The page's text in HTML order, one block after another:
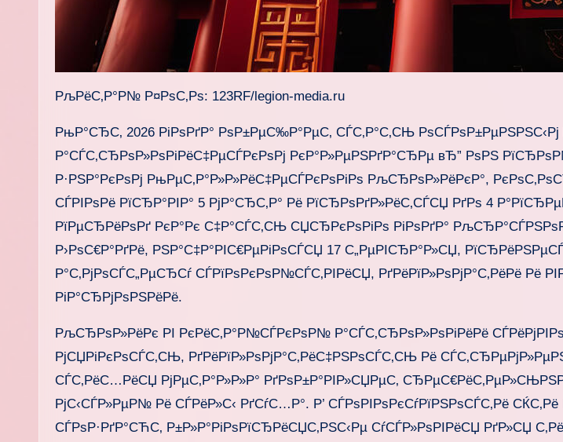
РљРёС‚Р°Р№ Р¤РѕС‚Рѕ: 123RF/legion-media.ru
РњР°СЂС‚ 2026 РіРѕРґР° РѕР±РµС‰Р°РµС‚ СЃС‚Р°С‚СЊ РѕСЃРѕР±РµРЅРЅС‹Рј
Р°СЃС‚СЂРѕР»РѕРіРёС‡РµСЃРєРѕРј РєР°Р»РµРЅРґР°СЂРµ вЂ” РѕРЅ
Р·РЅР°РєРѕРј РњРµС‚Р°Р»Р»РёС‡РµСЃРєРѕРіРѕ РљСЂРѕР»РёРєР°,
СЃРІРѕРё РїСЂР°РІР° 5 РјР°СЂС‚Р° Рё РїСЂРѕРґР»РёС‚СЃСЏ РґРѕ 4
РїРµСЂРёРѕРґ РєР°Рє С‡Р°СЃС‚СЊ СЏСЂРєРѕРіРѕ РіРѕРґР°
Р›РѕС€Р°РґРё, РЅР°С‡Р°РІС€РµРіРѕСЃСЏ 17 С„РµРІСЂР°Р»СЏ,
Р°С‚РјРѕСЃС„РµСЂСѓ СЃРїРѕРєРѕР№СЃС‚РІРёСЏ, РґРёРїР»РѕРјР°С‚РёРё Рё
РіР°СЂРјРѕРЅРёРё.
РљСЂРѕР»РёРє РІ РєРёС‚Р°Р№СЃРєРѕР№ Р°СЃС‚СЂРѕР»РѕРіРёРё
РјСЏРіРєРѕСЃС‚СЊ, РґРёРїР»РѕРјР°С‚РёС‡РЅРѕСЃС‚СЊ Рё
СЃС‚РёС…РёСЏ РјРµС‚Р°Р»Р»Р° РґРѕР±Р°РІР»СЏРµС‚
РјС‹СЃР»РµР№ Рё СЃРёР»С‹ РґСѓС…Р°. Р’ СЃРѕРІРѕРєСѓРїРЅРѕСЃС‚Рё СЌС‚Рё
СЃРѕР·РґР°СЋС‚ Р±Р»Р°РіРѕРїСЂРёСЏС‚РЅС‹Рµ СѓСЃР»РѕРІРёСЏ РґР»СЏ